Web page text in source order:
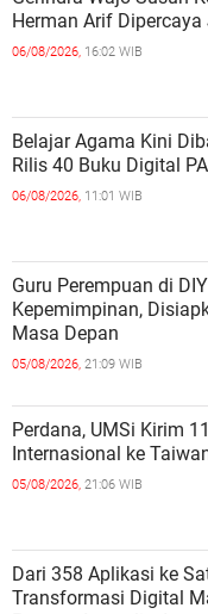
Herman Arif
06/08/2026, 16:02 WIB
Belajar Agama Kini
Rilis 40 Buku Digital
06/08/2026, 11:01 WIB
Guru Perempuan di
Kepemimpinan,
Masa Depan
05/08/2026, 21:09 WIB
Perdana, UMSi Kirim
Internasional ke
05/08/2026, 21:06 WIB
Dari 358 Aplikasi ke
Transformasi Digital